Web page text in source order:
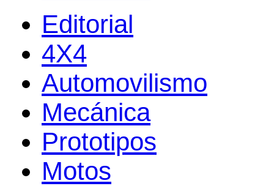
Editorial
4X4
Automovilismo
Mecánica
Prototipos
Motos